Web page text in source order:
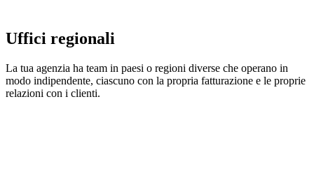
Uffici regionali
La tua agenzia ha team in paesi o regioni diverse che operano in
modo indipendente, ciascuno con la propria fatturazione e le proprie
relazioni con i clienti.